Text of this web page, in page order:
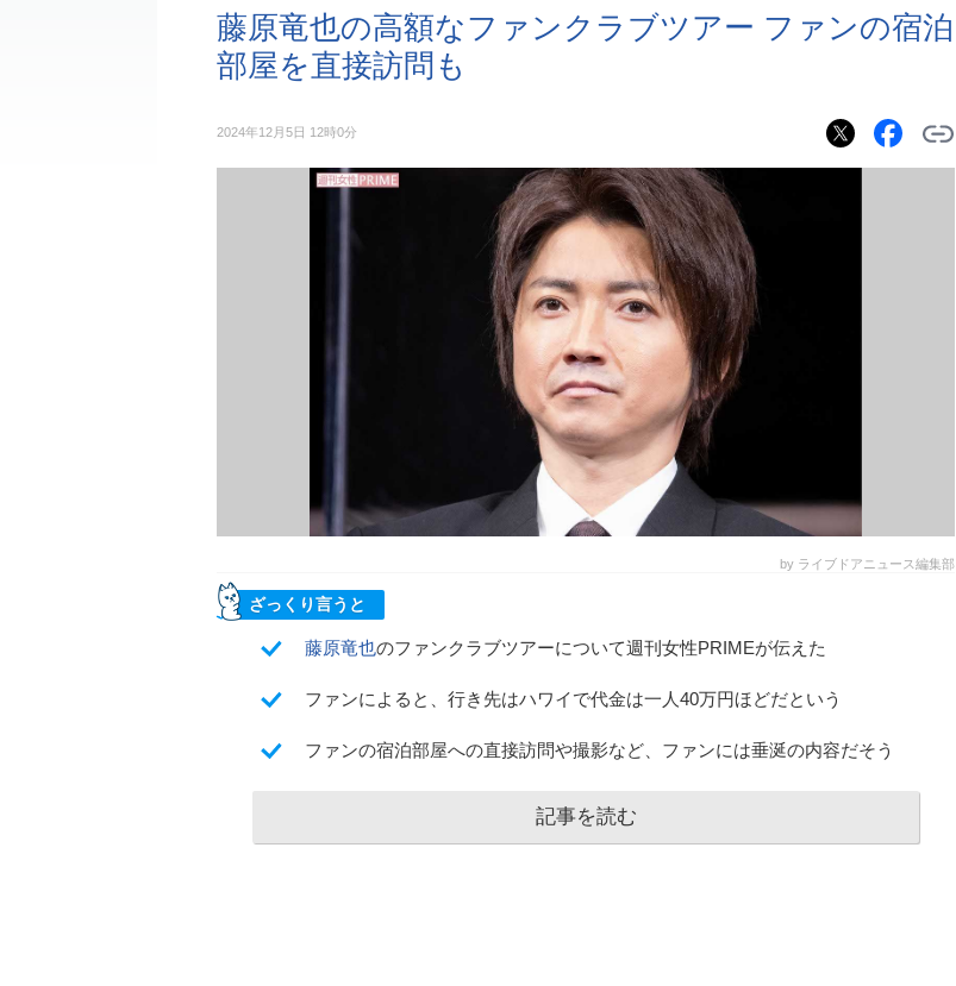
藤原竜也の高額なファンクラブツアー ファンの宿泊
部屋を直接訪問も
2024年12月5日 12時0分
by ライブドアニュース編集部
ざっくり言うと
藤原竜也のファンクラブツアーについて週刊女性PRIMEが伝えた
ファンによると、行き先はハワイで代金は一人40万円ほどだという
ファンの宿泊部屋への直接訪問や撮影など、ファンには垂涎の内容だそう
記事を読む